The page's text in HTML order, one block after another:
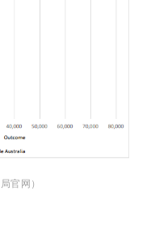
局官网）